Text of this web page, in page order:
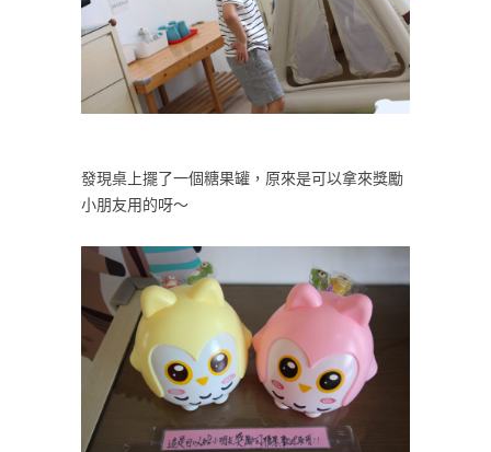
發現桌上擺了一個糖果罐，原來是可以拿來獎勵
小朋友用的呀～